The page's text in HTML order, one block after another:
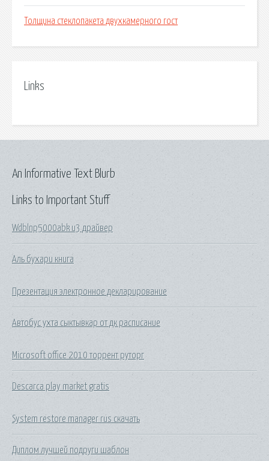
Толщина стеклопакета двухкамерного гост
Links
Links to Important Stuff
Wdblnp5000abk u3 драйвер
Аль бухари книга
Презентация электронное декларирование
Автобус ухта сыктывкар от дк расписание
Microsoft office 2010 торрент руторг
Descarca play market gratis
System restore manager rus скачать
Диплом лучшей подруги шаблон
An Informative Text Blurb